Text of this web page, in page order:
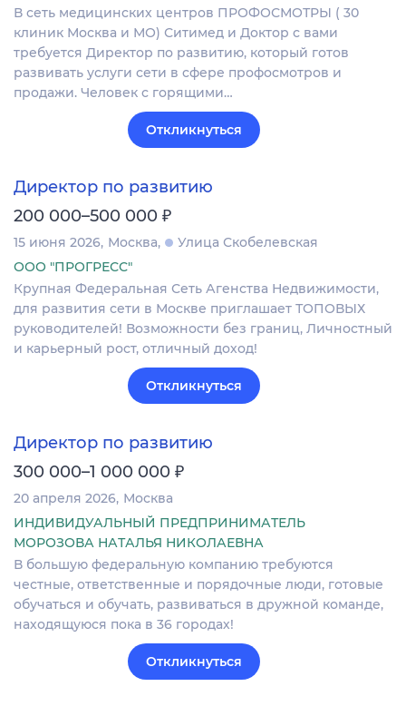
В сеть медицинских центров ПРОФОСМОТРЫ ( 30
клиник Москва и МО) Ситимед и Доктор с вами
требуется Директор по развитию, который готов
развивать услуги сети в сфере профосмотров и
продажи. Человек с горящими…
Откликнуться
Директор по развитию
200 000–500 000 ₽
15 июня 2026 Москва
Улица Скобелевская
ООО "ПРОГРЕСС"
Крупная Федеральная Сеть Агенства Недвижимости,
для развития сети в Москве приглашает ТОПОВЫХ
руководителей! Возможности без границ, Личностный
и карьерный рост, отличный доход!
Откликнуться
Директор по развитию
300 000–1 000 000 ₽
20 апреля 2026 Москва
ИНДИВИДУАЛЬНЫЙ ПРЕДПРИНИМАТЕЛЬ
МОРОЗОВА НАТАЛЬЯ НИКОЛАЕВНА
В большую федеральную компанию требуются
честные, ответственные и порядочные люди, готовые
обучаться и обучать, развиваться в дружной команде,
находящуюся пока в 36 городах!
Откликнуться